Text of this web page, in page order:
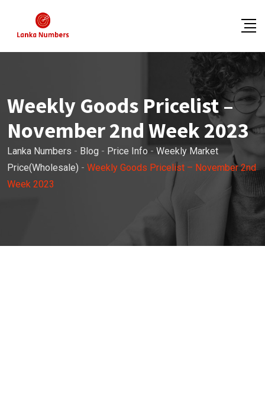
content
Weekly Goods Pricelist –
November 2nd Week 2023
Lanka Numbers - Blog - Price Info - Weekly Market
Price(Wholesale) - Weekly Goods Pricelist – November 2nd
Week 2023